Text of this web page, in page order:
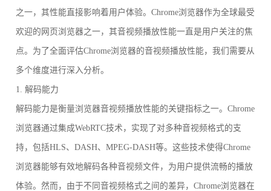
之一，其性能直接影响着用户体验。Chrome浏览器作为全球最受
欢迎的网页浏览器之一，其音视频播放性能一直是用户关注的焦
点。为了全面评估Chrome浏览器的音视频播放性能，我们需要从
多个维度进行深入分析。
1. 解码能力
解码能力是衡量浏览器音视频播放性能的关键指标之一。Chrome
浏览器通过集成WebRTC技术，实现了对多种音视频格式的支
持，包括HLS、DASH、MPEG-DASH等。这些技术使得Chrome
浏览器能够有效地解码各种音视频文件，为用户提供流畅的播放
体验。然而，由于不同音视频格式之间的差异，Chrome浏览器在